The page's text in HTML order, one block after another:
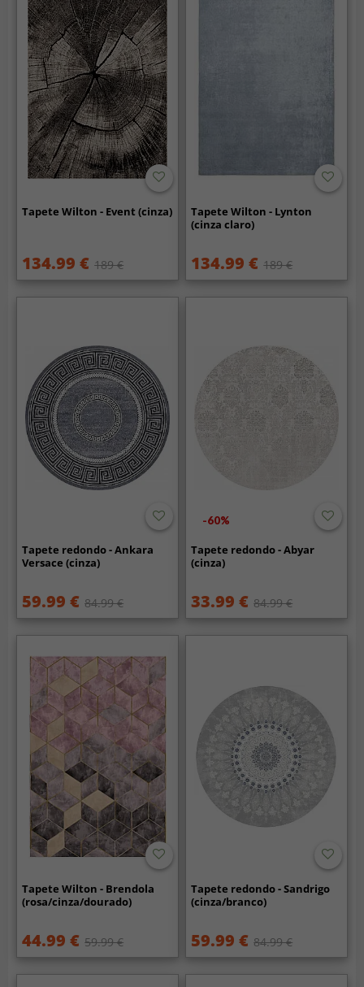
Tapete Wilton - Event (cinza)
134.99 € 189 €
Tapete Wilton - Lynton
(cinza claro)
134.99 € 189 €
Tapete redondo - Ankara
Versace (cinza)
59.99 € 84.99 €
-60%
Tapete redondo - Abyar
(cinza)
33.99 € 84.99 €
Tapete Wilton - Brendola
(rosa/cinza/dourado)
44.99 € 59.99 €
Tapete redondo - Sandrigo
(cinza/branco)
59.99 € 84.99 €